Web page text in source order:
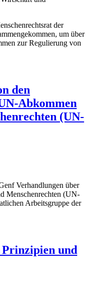
der
um über
zur Regulierung von
den
Abkommen
(UN-
Verhandlungen über
Menschenrechten (UN-
Arbeitsgruppe der
Prinzipien und